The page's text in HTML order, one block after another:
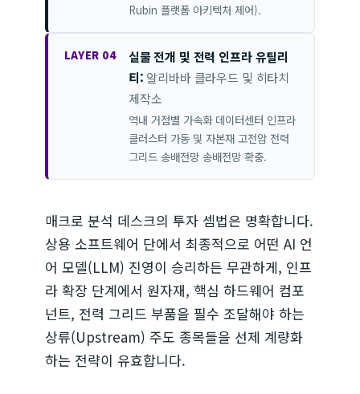
Rubin 플랫폼 아키텍처 제어).
LAYER 04
실물 전개 및 전력 인프라 유틸리
티: 알리바바 클라우드 및 히타치
제작소
역내 거점별 가속화 데이터센터 인프라
클러스터 가동 및 자본재 고전압 전력
그리드 송배전망 송배전망 확충.
매크로 분석 데스크의 투자 셈법은 명확합니다.
상용 소프트웨어 단에서 최종적으로 어떤 AI 언
어 모델(LLM) 진영이 승리하든 무관하게, 인프
라 확장 단계에서 원자재, 핵심 하드웨어 컴포
넌트, 전력 그리드 부품을 필수 조달해야 하는
상류(Upstream) 주도 종목들을 선제 계량화
하는 전략이 유효합니다.